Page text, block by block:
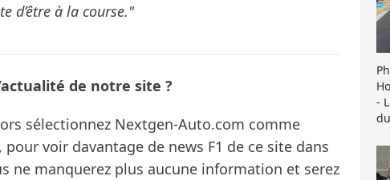
d’être à la course."
de notre site ?
sélectionnez Nextgen-Auto.com comme
voir davantage de news F1 de ce site dans
ne manquerez plus aucune information et serez
-